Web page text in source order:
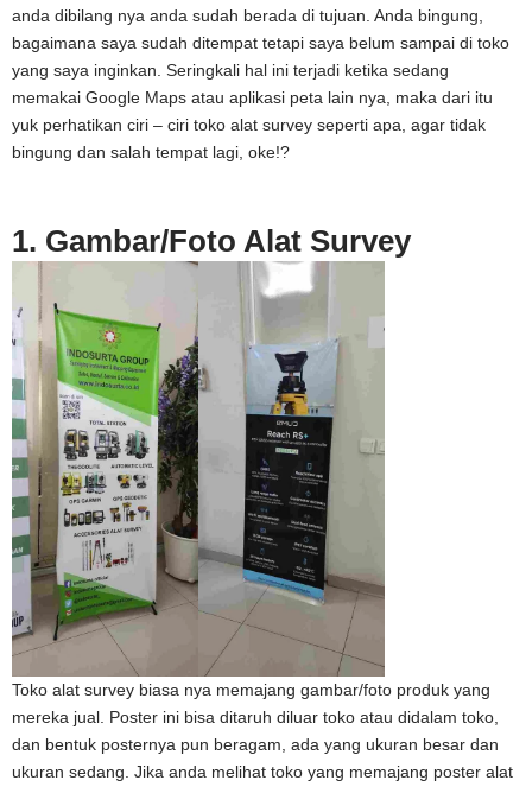
anda dibilang nya anda sudah berada di tujuan. Anda bingung,
bagaimana saya sudah ditempat tetapi saya belum sampai di toko
yang saya inginkan. Seringkali hal ini terjadi ketika sedang
memakai Google Maps atau aplikasi peta lain nya, maka dari itu
yuk perhatikan ciri – ciri toko alat survey seperti apa, agar tidak
bingung dan salah tempat lagi, oke!?
1. Gambar/Foto Alat Survey
Toko alat survey biasa nya memajang gambar/foto produk yang
mereka jual. Poster ini bisa ditaruh diluar toko atau didalam toko,
dan bentuk posternya pun beragam, ada yang ukuran besar dan
ukuran sedang. Jika anda melihat toko yang memajang poster alat